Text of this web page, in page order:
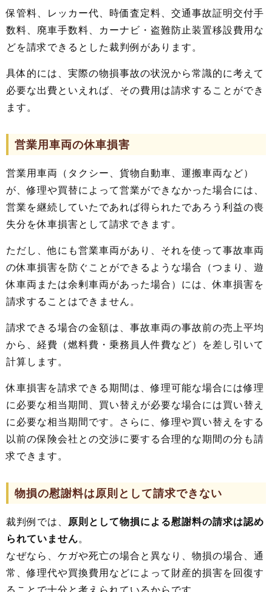
保管料、レッカー代、時価査定料、交通事故証明交付手
数料、廃車手数料、カーナビ・盗難防止装置移設費用な
どを請求できるとした裁判例があります。
具体的には、実際の物損事故の状況から常識的に考えて
必要な出費といえれば、その費用は請求することができ
ます。
営業用車両の休車損害
営業用車両（タクシー、貨物自動車、運搬車両など）
が、修理や買替によって営業ができなかった場合には、
営業を継続していたであれば得られたであろう利益の喪
失分を休車損害として請求できます。
ただし、他にも営業車両があり、それを使って事故車両
の休車損害を防ぐことができるような場合（つまり、遊
休車両または余剰車両があった場合）には、休車損害を
請求することはできません。
請求できる場合の金額は、事故車両の事故前の売上平均
から、経費（燃料費・乗務員人件費など）を差し引いて
計算します。
休車損害を請求できる期間は、修理可能な場合には修理
に必要な相当期間、買い替えが必要な場合には買い替え
に必要な相当期間です。さらに、修理や買い替えをする
以前の保険会社との交渉に要する合理的な期間の分も請
求できます。
物損の慰謝料は原則として請求できない
裁判例では、 原則として物損による慰謝料の請求は認め
られていません。
なぜなら、ケガや死亡の場合と異なり、物損の場合、通
常、修理代や買換費用などによって財産的損害を回復す